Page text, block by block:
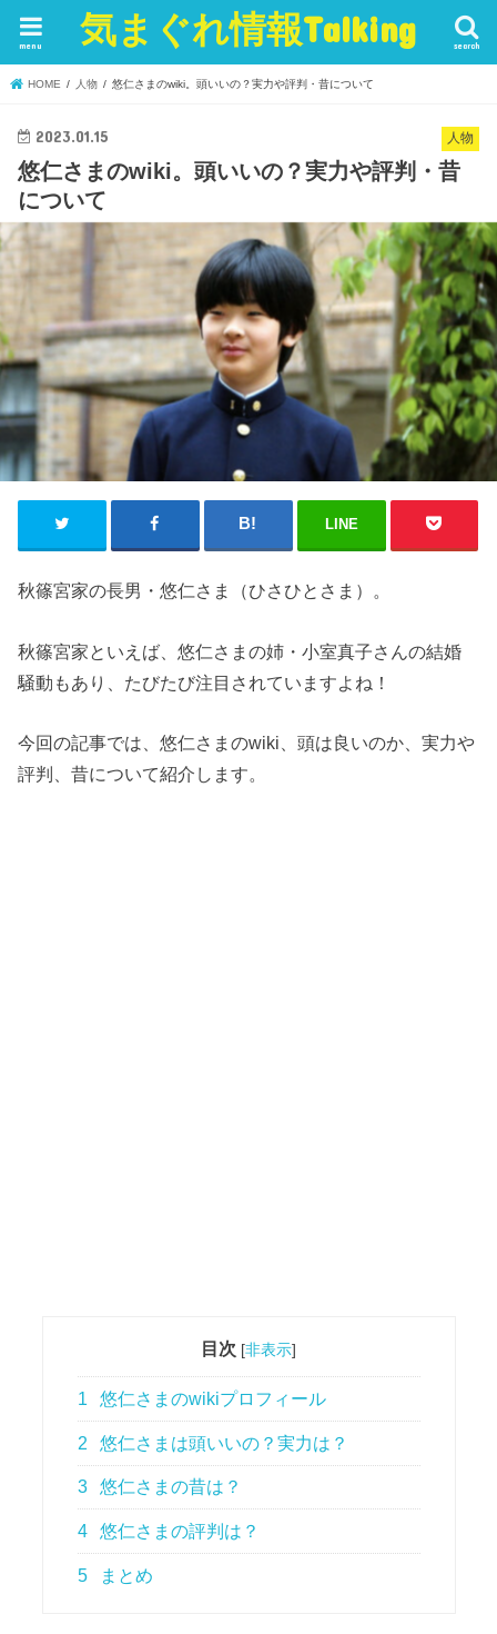
気まぐれ情報Talking search
menu
HOME 人物 悠仁さまのwiki。頭いいの？実力や評判・昔について
人物
2023.01.15
悠仁さまのwiki。頭いいの？実力や評判・昔
について
LINE
秋篠宮家の長男・悠仁さま（ひさひとさま）。
秋篠宮家といえば、悠仁さまの姉・小室真子さんの結婚
騒動もあり、たびたび注目されていますよね！
今回の記事では、悠仁さまのwiki、頭は良いのか、実力や
評判、昔について紹介します。
目次 [非表示]
1 悠仁さまのwikiプロフィール
2 悠仁さまは頭いいの？実力は？
3 悠仁さまの昔は？
4 悠仁さまの評判は？
5 まとめ